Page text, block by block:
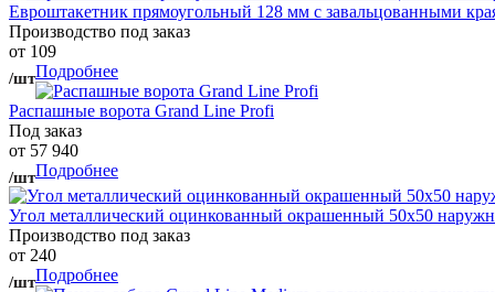
Евроштакетник прямоугольный 128 мм с завальцованными
Производство под заказ
от 109
/штПодробнее
Распашные ворота Grand Line Profi
Под заказ
от 57 940
/штПодробнее
Угол металлический оцинкованный окрашенный 50х50
Производство под заказ
от 240
/штПодробнее